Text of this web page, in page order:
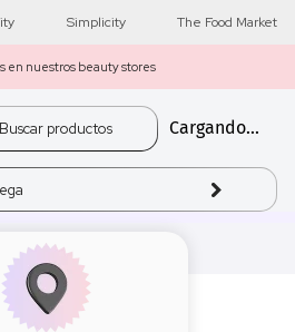
Simplicity The Food Market
en nuestros beauty stores
Cargando...